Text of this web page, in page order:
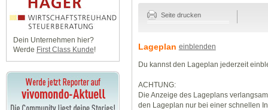
Dein Unternehmen hier?
Werde First Class Kunde!
Seite drucken
Lageplan einblenden
Du kannst den Lageplan jederzeit
ACHTUNG:
Die Anzeige des Lageplans
den Lageplan nur bei einer schnellen